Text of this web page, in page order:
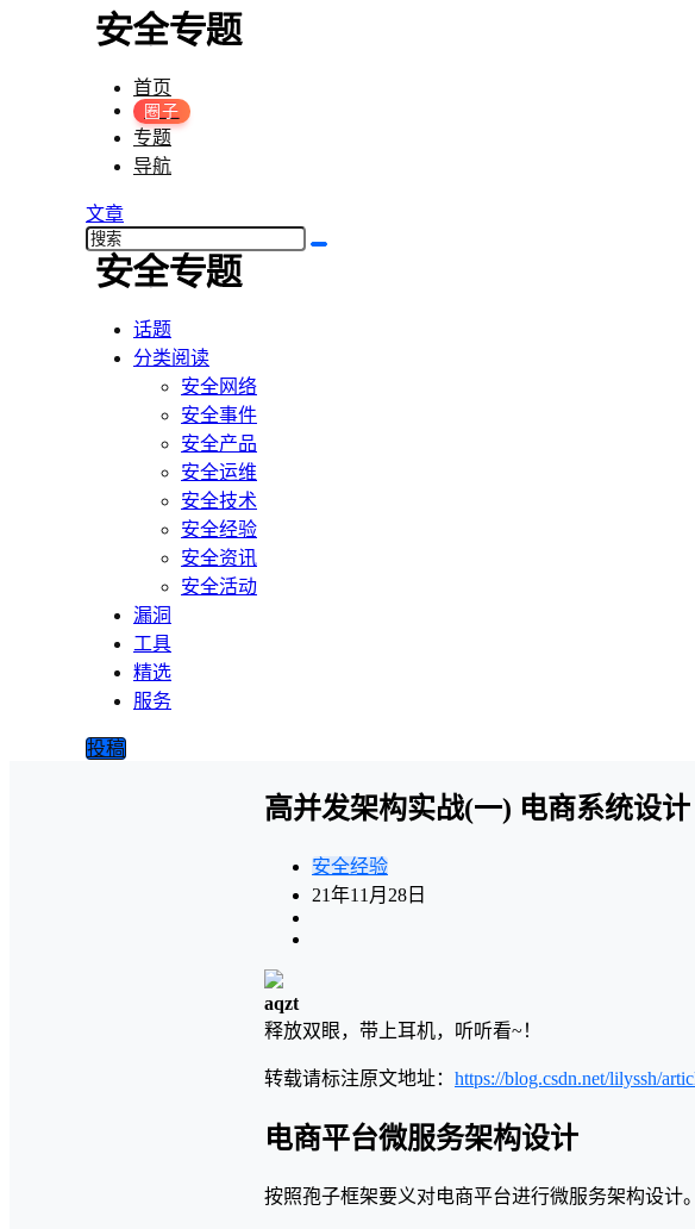
首页
圈子
专题
导航
文章
话题
分类阅读
安全网络
安全事件
安全产品
安全运维
安全技术
安全经验
安全资讯
安全活动
漏洞
工具
精选
服务
投稿
高并发架构实战(一) 电商系统设计
安全经验
21年11月28日
aqzt
释放双眼，带上耳机，听听看~！
转载请标注原文地址： https://blog.csdn.net/lilyssh/
电商平台微服务架构设计
按照孢子框架要义对电商平台进行微服务架构设计